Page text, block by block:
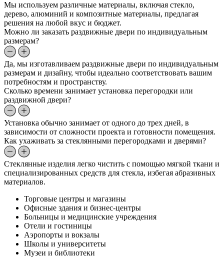
Мы используем различные материалы, включая стекло,
дерево, алюминий и композитные материалы, предлагая
решения на любой вкус и бюджет.
Можно ли заказать раздвижные двери по индивидуальным
размерам?
Да, мы изготавливаем раздвижные двери по индивидуальным
размерам и дизайну, чтобы идеально соответствовать вашим
потребностям и пространству.
Сколько времени занимает установка перегородки или
раздвижной двери?
Установка обычно занимает от одного до трех дней, в
зависимости от сложности проекта и готовности помещения.
Как ухаживать за стеклянными перегородками и дверями?
Стеклянные изделия легко чистить с помощью мягкой ткани и
специализированных средств для стекла, избегая абразивных
материалов.
Торговые центры и магазины
Офисные здания и бизнес-центры
Больницы и медицинские учреждения
Отели и гостиницы
Аэропорты и вокзалы
Школы и университеты
Музеи и библиотеки